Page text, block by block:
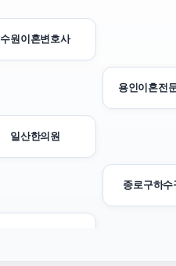
수원이혼변호사
용인이혼전
일산한의원
종로구하수